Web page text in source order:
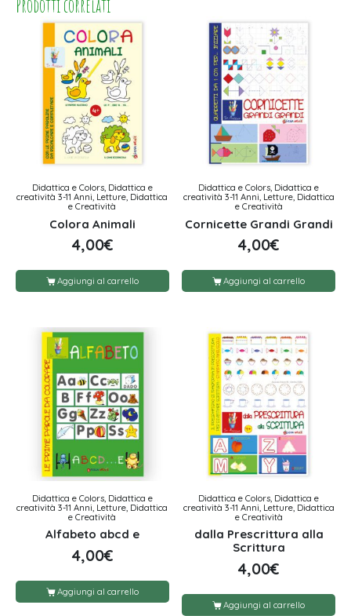
Prodotti correlati
Didattica e Colors, Didattica e
creatività 3-11 Anni, Letture, Didattica
e Creatività
Colora Animali
4,00€
Aggiungi al carrello
Didattica e Colors, Didattica e
creatività 3-11 Anni, Letture, Didattica
e Creatività
Cornicette Grandi Grandi
4,00€
Aggiungi al carrello
Didattica e Colors, Didattica e
creatività 3-11 Anni, Letture, Didattica
e Creatività
Alfabeto abcd e
4,00€
Aggiungi al carrello
Didattica e Colors, Didattica e
creatività 3-11 Anni, Letture, Didattica
e Creatività
dalla Prescrittura alla
Scrittura
4,00€
Aggiungi al carrello